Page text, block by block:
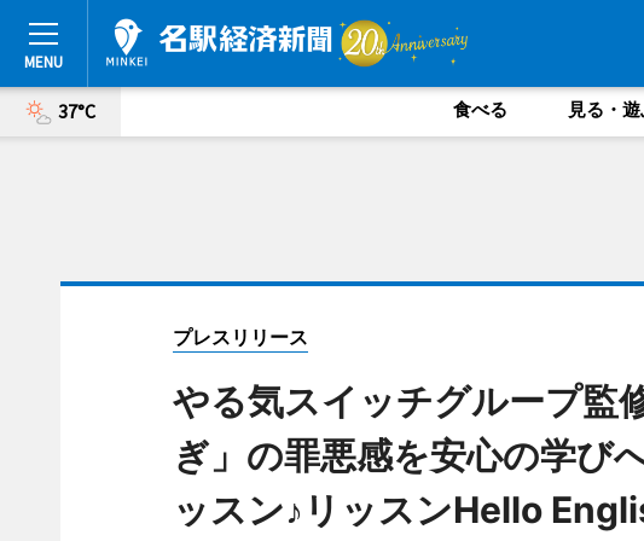
37°C 食べる 見る・
プレスリリース
やる気スイッチグループ監
ぎ」の罪悪感を安心の学び
ッスン♪リッスンHello